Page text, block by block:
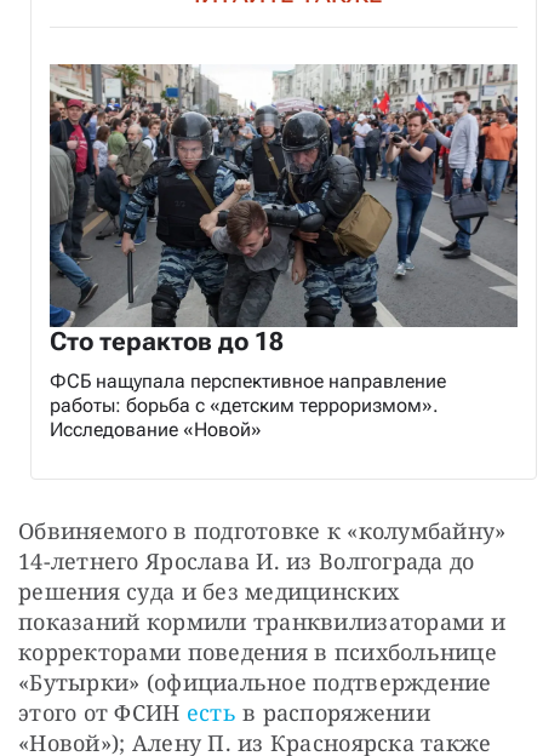
Сто терактов до 18
ФСБ нащупала перспективное направление
работы: борьба с «детским терроризмом».
Исследование «Новой»
Обвиняемого в подготовке к «колумбайну»
14-летнего Ярослава И. из Волгограда до
решения суда и без медицинских
показаний кормили транквилизаторами и
корректорами поведения в психбольнице
«Бутырки» (официальное подтверждение
этого от ФСИН есть в распоряжении